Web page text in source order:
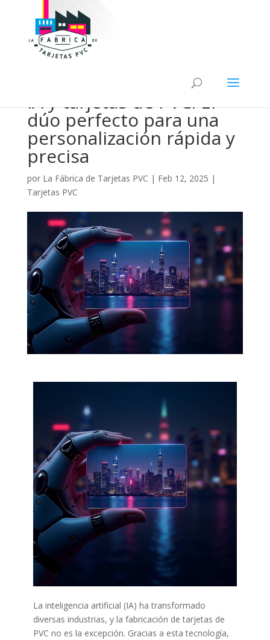
IA y tarjetas de PVC: El
dúo perfecto para una
personalización rápida y
precisa
por La Fábrica de Tarjetas PVC | Feb 12, 2025 |
Tarjetas PVC
La inteligencia artificial (IA) ha transformado
diversas industrias, y la fabricación de tarjetas de
PVC no es la excepción. Gracias a esta tecnología,